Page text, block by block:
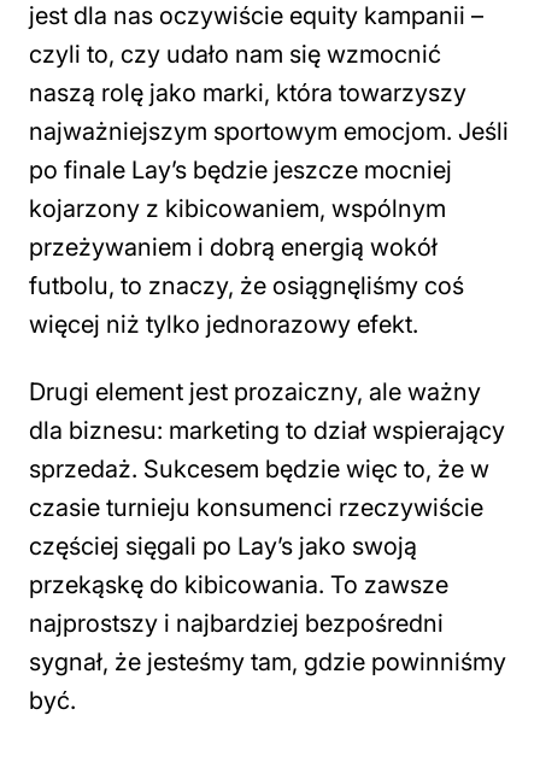
jest dla nas oczywiście equity kampanii –
czyli to, czy udało nam się wzmocnić
naszą rolę jako marki, która towarzyszy
najważniejszym sportowym emocjom. Jeśli
po finale Lay’s będzie jeszcze mocniej
kojarzony z kibicowaniem, wspólnym
przeżywaniem i dobrą energią wokół
futbolu, to znaczy, że osiągnęliśmy coś
więcej niż tylko jednorazowy efekt.
Drugi element jest prozaiczny, ale ważny
dla biznesu: marketing to dział wspierający
sprzedaż. Sukcesem będzie więc to, że w
czasie turnieju konsumenci rzeczywiście
częściej sięgali po Lay’s jako swoją
przekąskę do kibicowania. To zawsze
najprostszy i najbardziej bezpośredni
sygnał, że jesteśmy tam, gdzie powinniśmy
być.